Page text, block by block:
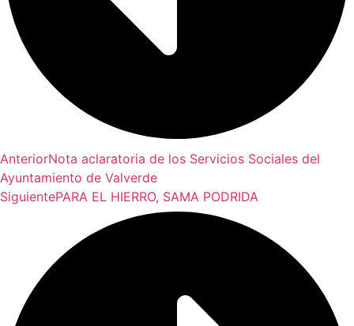
AnteriorNota aclaratoria de los Servicios Sociales del
Ayuntamiento de Valverde
SiguientePARA EL HIERRO, SAMA PODRIDA